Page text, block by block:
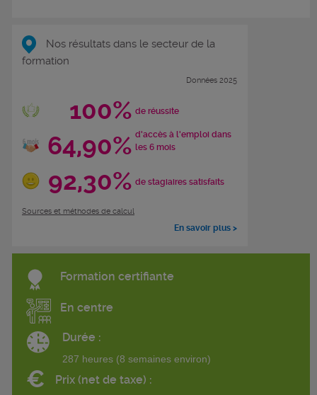
Nos résultats dans le secteur de la
formation
Données 2025
100% de réussite
64,90% d'accès à l'emploi dans
les 6 mois
92,30% de stagiaires satisfaits
Sources et méthodes de calcul
En savoir plus >
Formation certifiante
En centre
Durée :
287 heures (8 semaines environ)
€ Prix (net de taxe) :